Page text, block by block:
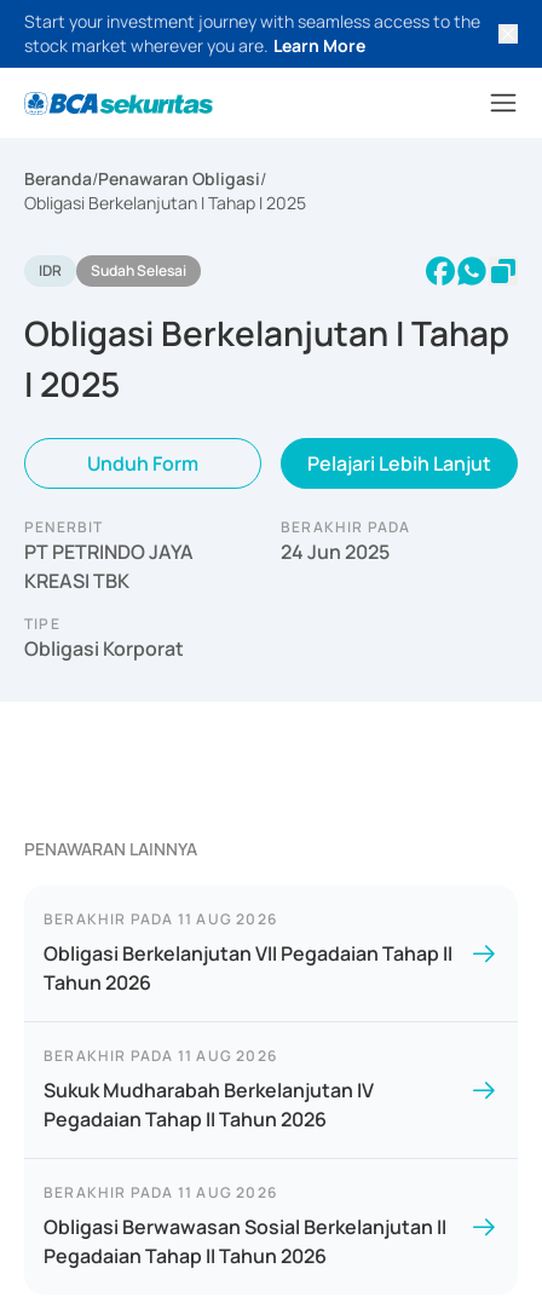
Start your investment journey with seamless access to the
stock market wherever you are. Learn More
Beranda/Penawaran Obligasi/
Obligasi Berkelanjutan I Tahap I 2025
IDR Sudah Selesai
Obligasi Berkelanjutan I Tahap
I 2025
Unduh Form Pelajari Lebih Lanjut
PENERBIT
PT PETRINDO JAYA
KREASI TBK
BERAKHIR PADA
24 Jun 2025
TIPE
Obligasi Korporat
PENAWARAN LAINNYA
BERAKHIR PADA 11 AUG 2026
Obligasi Berkelanjutan VII Pegadaian Tahap II
Tahun 2026
BERAKHIR PADA 11 AUG 2026
Sukuk Mudharabah Berkelanjutan IV
Pegadaian Tahap II Tahun 2026
BERAKHIR PADA 11 AUG 2026
Obligasi Berwawasan Sosial Berkelanjutan II
Pegadaian Tahap II Tahun 2026